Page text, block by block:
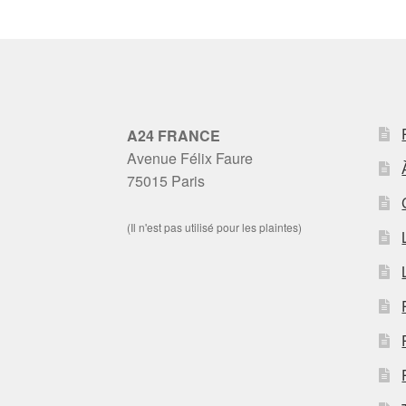
A24 FRANCE
Avenue Félix Faure
75015 Paris
(Il n'est pas utilisé pour les plaintes)